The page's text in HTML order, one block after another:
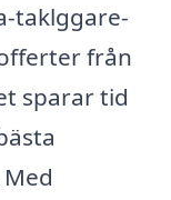
taklggare-
från
sparar tid